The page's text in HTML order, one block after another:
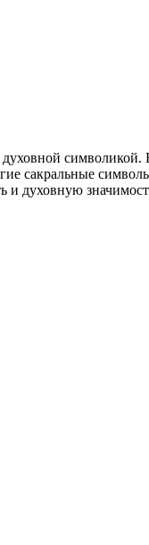
духовной
сакральные
и духовную